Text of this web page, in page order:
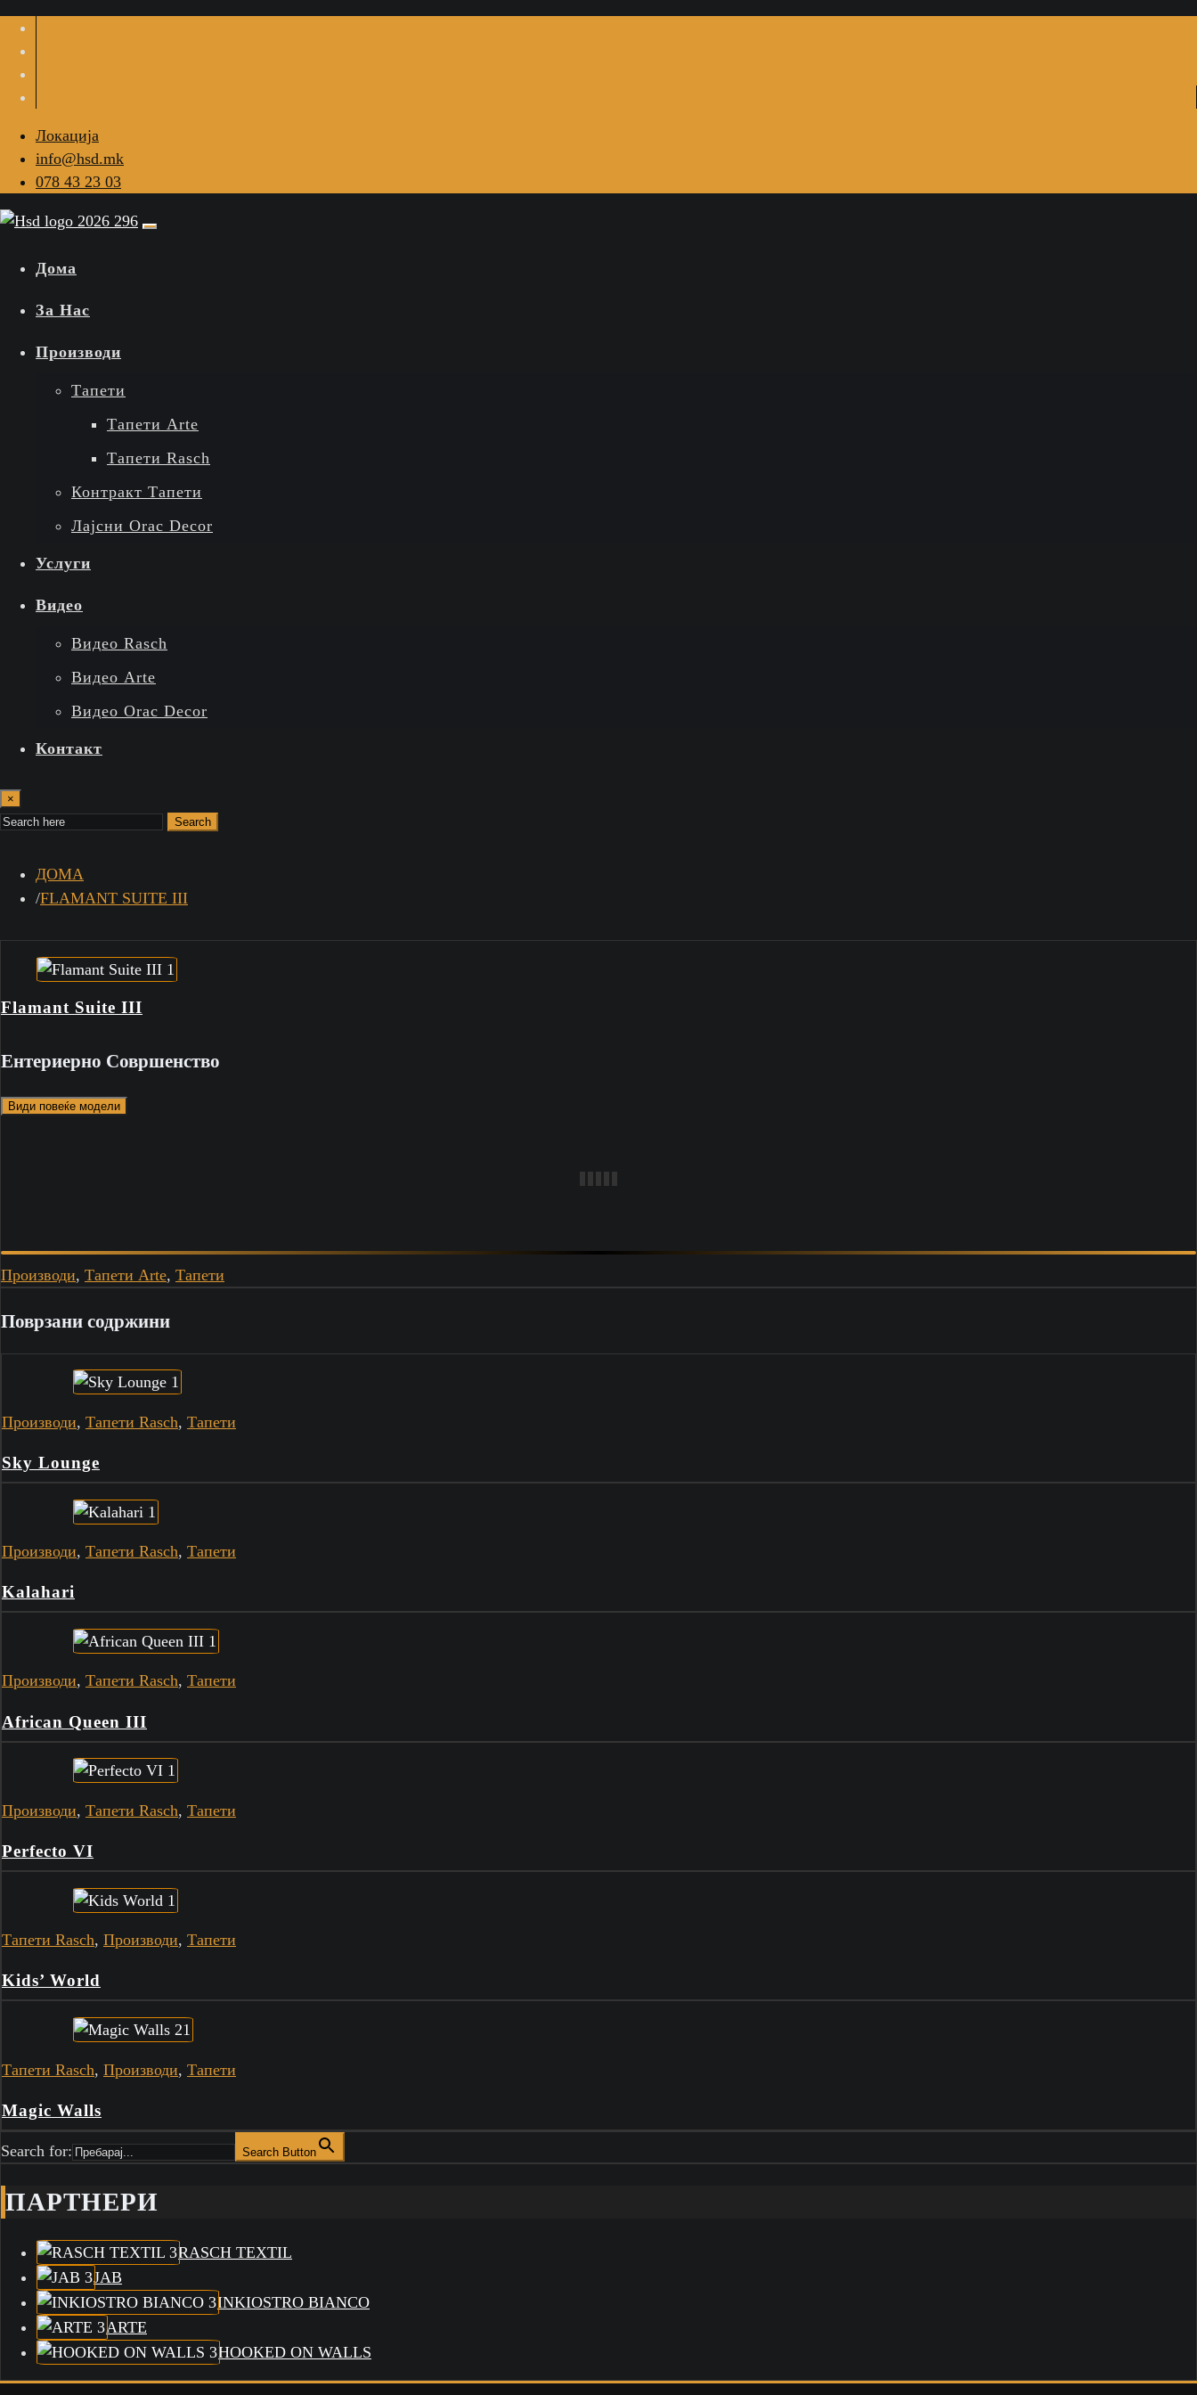
Локација
info@hsd.mk
078 43 23 03
Дома
За Нас
Производи
Тапети
Тапети Arte
Тапети Rasch
Контракт Тапети
Лајсни Orac Decor
Услуги
Видео
Видео Rasch
Видео Arte
Видео Orac Decor
Контакт
×
Search
ДОМА
FLAMANT SUITE III
Flamant Suite III
Ентериерно Совршенство
Производи, Тапети Arte, Тапети
Поврзани содржини
Производи, Тапети Rasch, Тапети
Sky Lounge
Производи, Тапети Rasch, Тапети
Kalahari
Производи, Тапети Rasch, Тапети
African Queen III
Производи, Тапети Rasch, Тапети
Perfecto VI
Тапети Rasch, Производи, Тапети
Kids’ World
Тапети Rasch, Производи, Тапети
Magic Walls
Search for: Search Button
ПАРТНЕРИ
RASCH TEXTIL
JAB
INKIOSTRO BIANCO
ARTE
HOOKED ON WALLS